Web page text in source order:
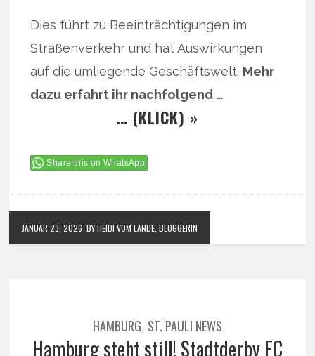
Dies führt zu Beeinträchtigungen im
Straßenverkehr und hat Auswirkungen
auf die umliegende Geschäftswelt. Mehr
dazu erfahrt ihr nachfolgend …
… (KLICK) »
Share this on WhatsApp
JANUAR 23, 2026 BY HEIDI VOM LANDE, BLOGGERIN
HAMBURG, ST. PAULI NEWS
Hamburg steht still! Stadtderby FC